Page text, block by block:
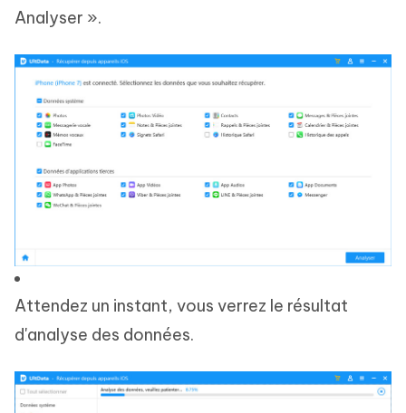
Analyser ».
Attendez un instant, vous verrez le résultat
d'analyse des données.